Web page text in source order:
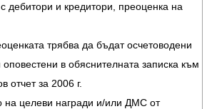
дебитори и кредитори, преоценка на
трябва да бъдат осчетоводени
в обяснителната записка към
отчет за 2006 г.
на целеви награди и/или ДМС от